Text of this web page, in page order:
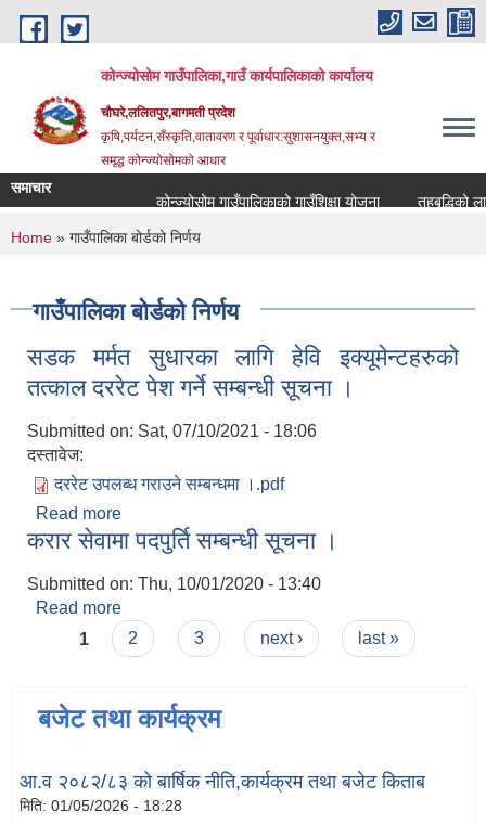
Skip to main content
कोन्ज्योसोम गाउँपालिका,गाउँ कार्यपालिकाको कार्यालय
चौघरे,ललितपुर,बागमती प्रदेश
कृषि,पर्यटन,सँस्कृति,वातावरण र पूर्वाधार:सुशासनयुक्त,सभ्य र
समृद्ध कोन्ज्योसोमको आधार
समाचार
कोन्ज्योसोम गाउँपालिकाको गाउँशिक्षा योजना
तहबृद्धिको
You are here
Home » गाउँपालिका बोर्डको निर्णय
गाउँपालिका बोर्डको निर्णय
सडक मर्मत सुधारका लागि हेवि इक्यूमेन्टहरुको
तत्काल दररेट पेश गर्ने सम्बन्धी सूचना ।
Submitted on: Sat, 07/10/2021 - 18:06
दस्तावेज:
दररेट उपलब्ध गराउने सम्बन्धमा ।.pdf
Read more
तत्काल दररेट पेश गर्ने सम्बन्धी सूचना ।
करार सेवामा पदपुर्ति सम्बन्धी सूचना ।
Submitted on: Thu, 10/01/2020 - 13:40
Read more
Pages
1 2 3 next › last »
बजेट तथा कार्यक्रम
आ.व २०८२/८३ को बार्षिक नीति,कार्यक्रम तथा बजेट किताब
मिति: 01/05/2026 - 18:28